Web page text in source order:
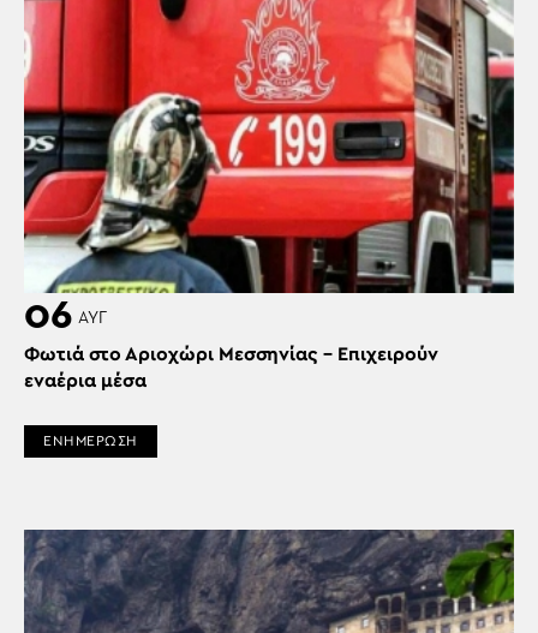
06 ΑΥΓ
Φωτιά στο Αριοχώρι Μεσσηνίας – Επιχειρούν
εναέρια μέσα
ΕΝΗΜΕΡΩΣΗ